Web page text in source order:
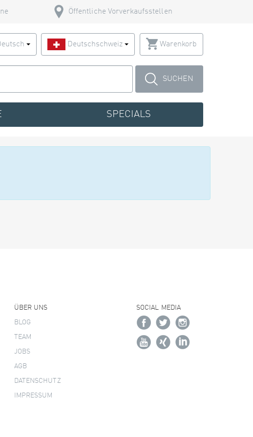
Öffentliche Vorverkaufsstellen
Deutschschweiz Warenkorb
SUCHEN
SPECIALS
ÜBER UNS
BLOG
TEAM
JOBS
AGB
DATENSCHUTZ
IMPRESSUM
SOCIAL MEDIA